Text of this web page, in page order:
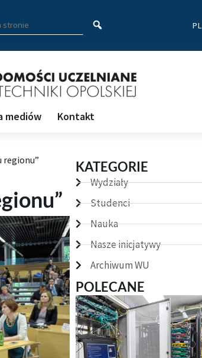
aby wyszukać
PL
mediów Kontakt
regionu” KATEGORIE
Wydziały
Studenci
Nauka
Nasze inicjatywy
Archiwum WU
POLECANE